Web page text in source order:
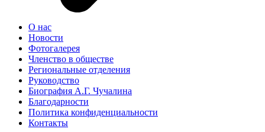
О нас
Новости
Фотогалерея
Членство в обществе
Региональные отделения
Руководство
Биография А.Г. Чучалина
Благодарности
Политика конфиденциальности
Контакты